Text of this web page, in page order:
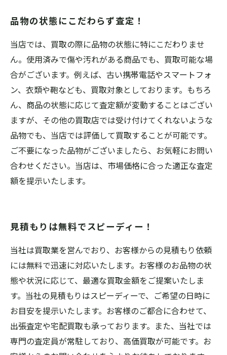
品物の状態にこだわらず査定！
当店では、買取の際に品物の状態に特にこだわりませ
ん。使用済みで傷や汚れがある商品でも、買取可能な場
合がございます。例えば、古い携帯電話やスマートフォ
ン、衣類や鞄なども、買取対象としております。もちろ
ん、商品の状態に応じて査定額が変動することはござい
ますが、その他の買取店では受け付けてくれないような
品物でも、当店では評価して買取することが可能です。
ご不要になった品物がございましたら、お気軽にお問い
合わせください。当店は、市場価格に合った適正な査定
額を提示いたします。
見積もりは無料でスピーディー！
当社は買取業を営んでおり、お客様からの見積もり依頼
には無料で迅速に対応いたします。お客様のお品物の状
態や状況に応じて、最適な買取金額をご提案いたしま
す。当社の見積もりはスピーディーで、ご希望の日時に
お目安を提示いたします。お客様のご都合に合わせて、
出張査定や宅配買取も承っております。また、当社では
専門の査定員が常駐しており、高価買取が可能です。お